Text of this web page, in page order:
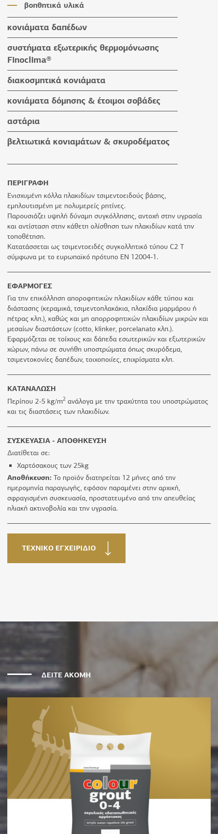
βοηθητικά υλικά
κονιάματα δαπέδων
κονιάματα δαπέδων
βοηθητικά υλικά
συστήματα εξωτερικής θερμομόνωσης
Finoclima®
προϊόντα Finoclima®
βοηθητικά υλικά
διακοσμητικά κονιάματα
υδαταπωθητικά έγχρωμα επιχρίσματα
πατητές τσιμεντοκονίες
προϊόντα εμποτισμού & βερνίκια
κονιάματα δόμησης & έτοιμοι σοβάδες
κονιάματα δόμησης
έτοιμοι σοβάδες
βοηθητικά υλικά
αστάρια
βελτιωτικά κονιαμάτων & σκυροδέματος
ΠΕΡΙΓΡΑΦΗ
Ενισχυμένη κόλλα πλακιδίων τσιμεντοειδούς βάσης,
εμπλουτισμένη με πολυμερείς ρητίνες.
Παρουσιάζει υψηλή δύναμη συγκόλλησης, αντοχή στην υγρασία
και αντίσταση στην κάθετη ολίσθηση των πλακιδίων κατά την
τοποθέτηση.
Κατατάσσεται ως τσιµεντοειδές συγκολλητικό τύπου C2 T
σύμφωνα με το ευρωπαϊκό πρότυπο ΕΝ 12004-1.
ΕΦΑΡΜΟΓΕΣ
Για την επικόλληση αποροφητικών πλακιδίων κάθε τύπου και
διάστασης (κεραμικά, τσιμεντοπλακάκια, πλακίδια μαρμάρου ή
πέτρας κλπ.), καθώς και μη απορροφητικών πλακιδίων μικρών και
μεσαίων διαστάσεων (cotto, klinker, porcelanato κλπ.).
Εφαρμόζεται σε τοίχους και δάπεδα εσωτερικών και εξωτερικών
χώρων, πάνω σε συνήθη υποστρώματα όπως σκυρόδεμα,
τσιμεντοκονίες δαπέδων, τοιχοποιίες, επιχρίσματα κλπ.
ΚΑΤΑΝΑΛΩΣΗ
Περίπου 2-5 kg/m2 ανάλογα με την τραχύτητα του υποστρώματος
και τις διαστάσεις των πλακιδίων.
ΣΥΣΚΕΥΑΣΙΑ - ΑΠΟΘΗΚΕΥΣΗ
Διατίθεται σε:
Χαρτόσακους των 25kg
Αποθήκευση: Το προϊόν διατηρείται 12 μήνες από την
ημερομηνία παραγωγής, εφόσον παραμένει στην αρχική,
σφραγισμένη συσκευασία, προστατευμένο από την απευθείας
ηλιακή ακτινοβολία και την υγρασία.
ΤΕΧΝΙΚΟ ΕΓΧΕΙΡΙΔΙΟ
ΔΕΙΤΕ ΑΚΟΜΗ